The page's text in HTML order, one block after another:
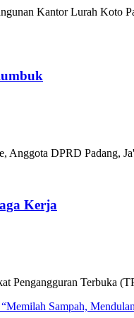
Kantor Lurah Koto
DPRD Padang,
Kerja
Pengangguran Terbuka